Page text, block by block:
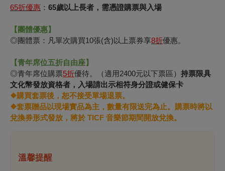
65折優惠 ： 65歲以上長者，需憑證購票與入場
【團體優惠】
◎團體票：凡單次購買10張(含)以上票券享8折優惠。
【青年席位五折自由座】
◎青年席位購票5折優待。（適用2400元以下票區） 持票限具
文化幣發放資格者，入場請出示相符身分證或健保卡
❖購買套票後，恕不接受單場退票。
❖套票贈品以現場實品為主，數量有限送完為止。購票時將以
兌換券形式發放，將於 TICF 音樂節期間開放兌換。
溫馨提醒